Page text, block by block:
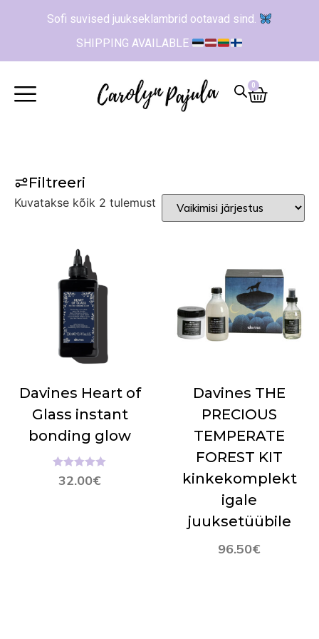
Sofi suvised juukseklambrid ootavad sind.
SHIPPING AVAILABLE
0
Filtreeri
Kuvatakse kõik 2 tulemust
Davines Heart of
Glass instant
bonding glow
32.00€
Hinnanguga
5.00/ 5
Davines THE
PRECIOUS
TEMPERATE
FOREST KIT
kinkekomplekt
igale
juuksetüübile
96.50€